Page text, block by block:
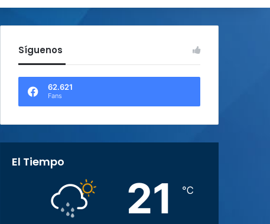
Síguenos
62.621
Fans
El Tiempo
21 ℃